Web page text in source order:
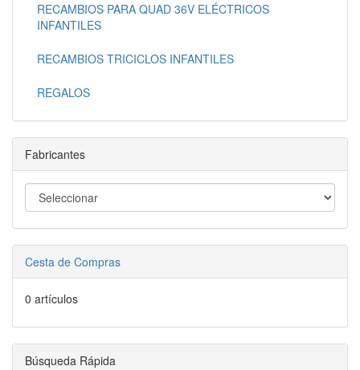
RECAMBIOS PARA QUAD 36V ELÉCTRICOS
INFANTILES
RECAMBIOS TRICICLOS INFANTILES
REGALOS
Fabricantes
Cesta de Compras
0 artículos
Búsqueda Rápida